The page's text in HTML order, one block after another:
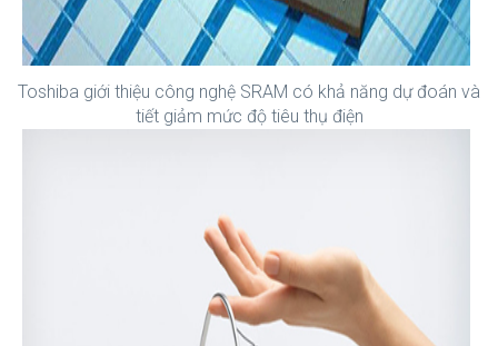
Toshiba giới thiệu công nghệ SRAM có khả năng dự đoán và
tiết giảm mức độ tiêu thụ điện